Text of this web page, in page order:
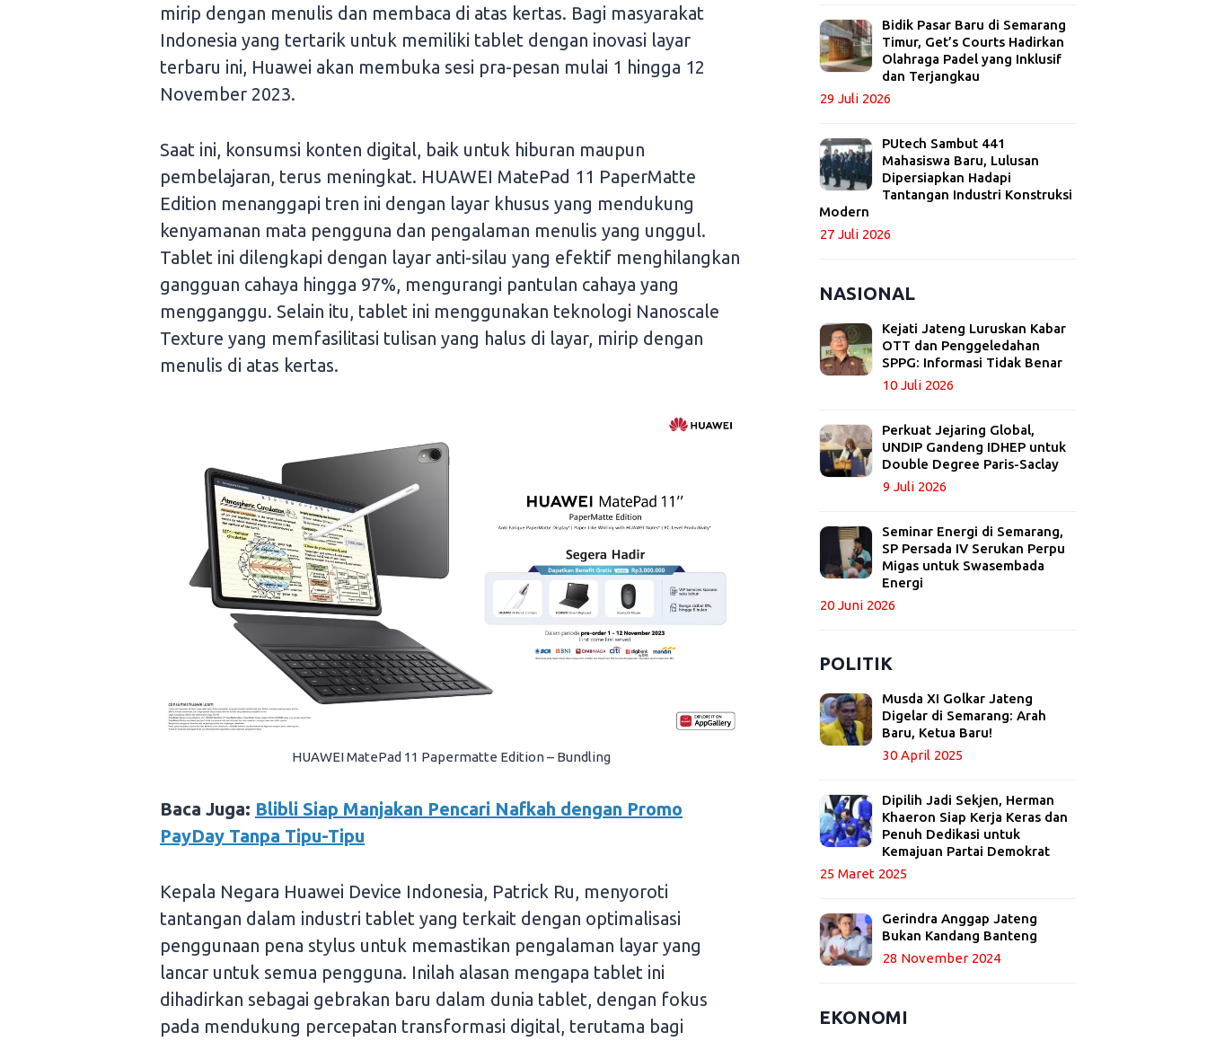
mirip dengan menulis dan membaca di atas kertas. Bagi masyarakat
Indonesia yang tertarik untuk memiliki tablet dengan inovasi layar
terbaru ini, Huawei akan membuka sesi pra-pesan mulai 1 hingga 12
November 2023.
Saat ini, konsumsi konten digital, baik untuk hiburan maupun
pembelajaran, terus meningkat. HUAWEI MatePad 11 PaperMatte
Edition menanggapi tren ini dengan layar khusus yang mendukung
kenyamanan mata pengguna dan pengalaman menulis yang unggul.
Tablet ini dilengkapi dengan layar anti-silau yang efektif menghilangkan
gangguan cahaya hingga 97%, mengurangi pantulan cahaya yang
mengganggu. Selain itu, tablet ini menggunakan teknologi Nanoscale
Texture yang memfasilitasi tulisan yang halus di layar, mirip dengan
menulis di atas kertas.
HUAWEI MatePad 11 Papermatte Edition – Bundling
Baca Juga: Blibli Siap Manjakan Pencari Nafkah dengan Promo
PayDay Tanpa Tipu-Tipu
Kepala Negara Huawei Device Indonesia, Patrick Ru, menyoroti
tantangan dalam industri tablet yang terkait dengan optimalisasi
penggunaan pena stylus untuk memastikan pengalaman layar yang
lancar untuk semua pengguna. Inilah alasan mengapa tablet ini
dihadirkan sebagai gebrakan baru dalam dunia tablet, dengan fokus
pada mendukung percepatan transformasi digital, terutama bagi
Bidik Pasar Baru di Semarang
Timur, Get’s Courts Hadirkan
Olahraga Padel yang Inklusif
dan Terjangkau
29 Juli 2026
PUtech Sambut 441
Mahasiswa Baru, Lulusan
Dipersiapkan Hadapi
Tantangan Industri Konstruksi
Modern
27 Juli 2026
NASIONAL
Kejati Jateng Luruskan Kabar
OTT dan Penggeledahan
SPPG: Informasi Tidak Benar
10 Juli 2026
Perkuat Jejaring Global,
UNDIP Gandeng IDHEP untuk
Double Degree Paris-Saclay
9 Juli 2026
Seminar Energi di Semarang,
SP Persada IV Serukan Perpu
Migas untuk Swasembada
Energi
20 Juni 2026
POLITIK
Musda XI Golkar Jateng
Digelar di Semarang: Arah
Baru, Ketua Baru!
30 April 2025
Dipilih Jadi Sekjen, Herman
Khaeron Siap Kerja Keras dan
Penuh Dedikasi untuk
Kemajuan Partai Demokrat
25 Maret 2025
Gerindra Anggap Jateng
Bukan Kandang Banteng
28 November 2024
EKONOMI